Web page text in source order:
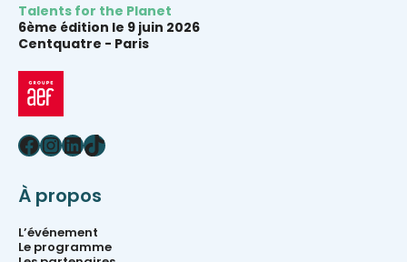
Talents for the Planet
6ème édition le 9 juin 2026
Centquatre - Paris
Facebook
Instagram
LinkedIn
TikTok
À propos
L’événement
Le programme